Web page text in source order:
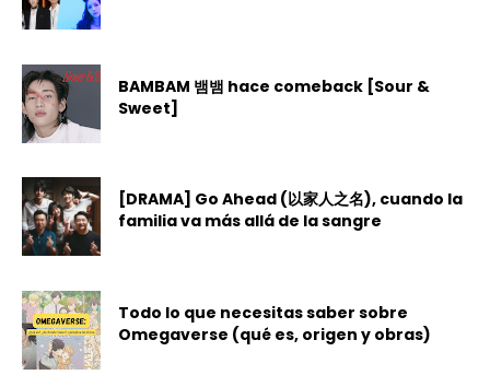
BAMBAM 뱀뱀 hace comeback [Sour &
Sweet]
[DRAMA] Go Ahead (以家人之名), cuando la
familia va más allá de la sangre
Todo lo que necesitas saber sobre
Omegaverse (qué es, origen y obras)